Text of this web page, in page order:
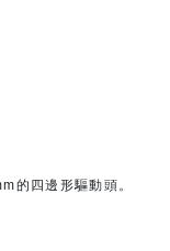
的四邊形驅動頭。